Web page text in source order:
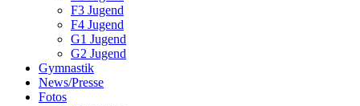
F3 Jugend
F4 Jugend
G1 Jugend
G2 Jugend
Gymnastik
News/Presse
Fotos